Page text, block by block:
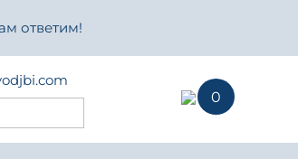
ответим!
0